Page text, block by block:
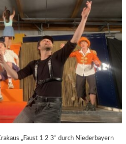
„Faust 1 2 3“ durch Niederbayern